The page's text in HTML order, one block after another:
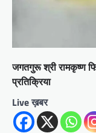
जगतगुरू श्री रामकृष्ण
प्रतिक्रिया
Live ख़बर